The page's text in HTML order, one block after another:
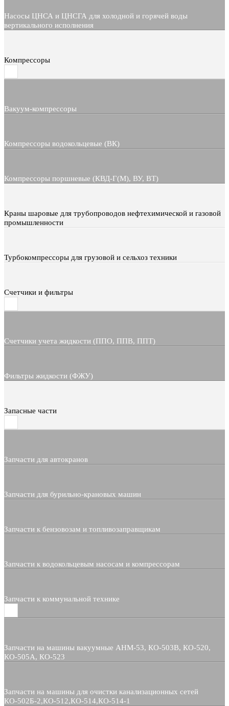
Насосы ЦНСА и ЦНСГА для холодной и горячей воды
вертикального исполнения
Компрессоры
Вакуум-компрессоры
Компрессоры водокольцевые (ВК)
Компрессоры поршневые (КВД-Г(М), ВУ, ВТ)
Краны шаровые для трубопроводов нефтехимической и газовой
промышленности
Турбокомпрессоры для грузовой и сельхоз техники
Счетчики и фильтры
Счетчики учета жидкости (ППО, ППВ, ППТ)
Фильтры жидкости (ФЖУ)
Запасные части
Запчасти для автокранов
Запчасти для бурильно-крановых машин
Запчасти к бензовозам и топливозаправщикам
Запчасти к водокольцевым насосам и компрессорам
Запчасти к коммунальной технике
Запчасти на машины вакуумные АНМ-53, КО-503В, КО-520,
КО-505А, КО-523
Запчасти на машины для очистки канализационных сетей
КО-502Б-2,КО-512,КО-514,КО-514-1